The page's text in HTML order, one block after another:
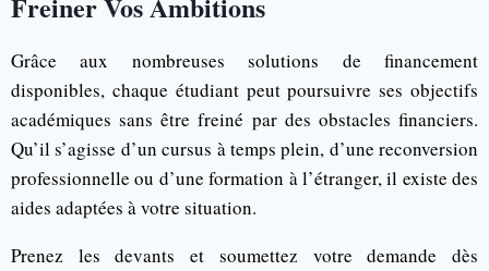
Grâce aux nombreuses solutions de financement
disponibles, chaque étudiant peut poursuivre ses objectifs
académiques sans être freiné par des obstacles financiers.
Qu’il s’agisse d’un cursus à temps plein, d’une reconversion
professionnelle ou d’une formation à l’étranger, il existe des
aides adaptées à votre situation.
Prenez les devants et soumettez votre demande dès